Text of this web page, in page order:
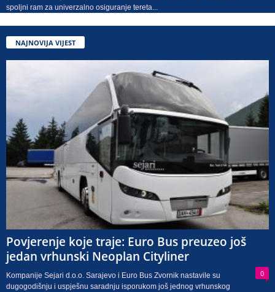
spoljni ram za univerzalno osiguranje tereta...
NAJNOVIJA VIJEST
Povjerenje koje traje: Euro Bus preuzeo još
jedan vrhunski Neoplan Cityliner
0
Kompanije Sejari d.o.o. Sarajevo i Euro Bus Zvornik nastavile su
dugogodišnju i uspješnu saradnju isporukom još jednog vrhunskog